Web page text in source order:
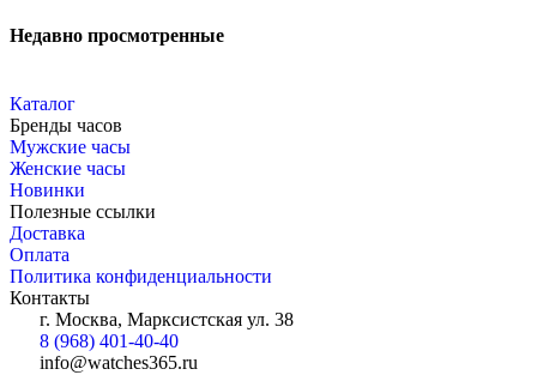
Недавно просмотренные
Каталог
Бренды часов
Мужские часы
Женские часы
Новинки
Полезные ссылки
Доставка
Оплата
Политика конфиденциальности
Контакты
г. Москва, Марксистская ул. 38
8 (968) 401-40-40
info@watches365.ru